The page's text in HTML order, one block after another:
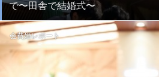
で〜田舎で結婚式〜
会費婚レポート